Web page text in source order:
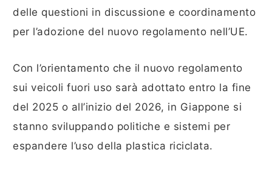
delle questioni in discussione e coordinamento
per l’adozione del nuovo regolamento nell’UE.
Con l’orientamento che il nuovo regolamento
sui veicoli fuori uso sarà adottato entro la fine
del 2025 o all’inizio del 2026, in Giappone si
stanno sviluppando politiche e sistemi per
espandere l’uso della plastica riciclata.